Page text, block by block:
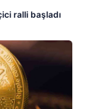
ralli başladı